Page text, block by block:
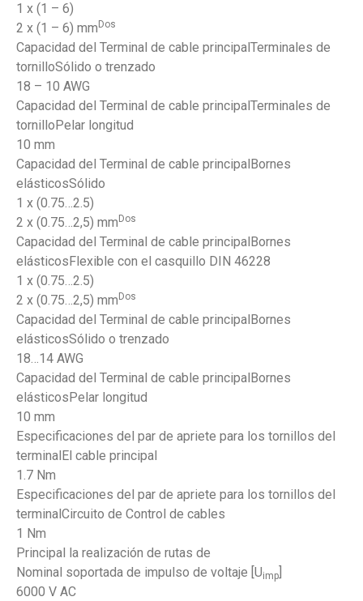
1 x (1 – 6)
2 x (1 – 6) mm Dos
Capacidad del Terminal de cable principalTerminales de
tornilloSólido o trenzado
18 – 10 AWG
Capacidad del Terminal de cable principalTerminales de
tornilloPelar longitud
10 mm
Capacidad del Terminal de cable principalBornes
elásticosSólido
1 x (0.75…2.5)
2 x (0.75…2,5) mm Dos
Capacidad del Terminal de cable principalBornes
elásticosFlexible con el casquillo DIN 46228
1 x (0.75…2.5)
2 x (0.75…2,5) mm Dos
Capacidad del Terminal de cable principalBornes
elásticosSólido o trenzado
18…14 AWG
Capacidad del Terminal de cable principalBornes
elásticosPelar longitud
10 mm
Especificaciones del par de apriete para los tornillos del
terminalEl cable principal
1.7 Nm
Especificaciones del par de apriete para los tornillos del
terminalCircuito de Control de cables
1 Nm
Principal la realización de rutas de
Nominal soportada de impulso de voltaje [Uimp
6000 V AC